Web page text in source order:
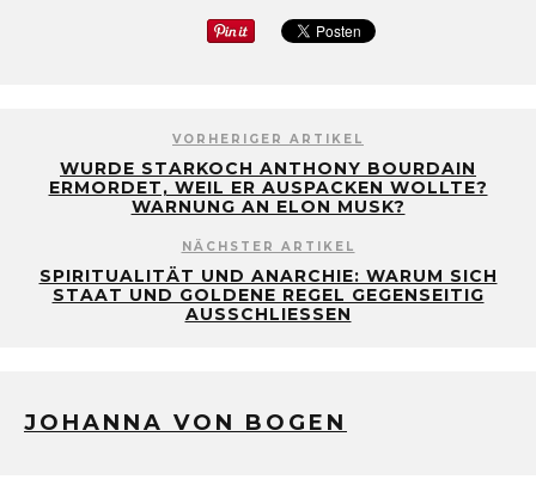
VORHERIGER ARTIKEL
WURDE STARKOCH ANTHONY BOURDAIN
ERMORDET, WEIL ER AUSPACKEN WOLLTE?
WARNUNG AN ELON MUSK?
NÄCHSTER ARTIKEL
SPIRITUALITÄT UND ANARCHIE: WARUM SICH
STAAT UND GOLDENE REGEL GEGENSEITIG
AUSSCHLIESSEN
JOHANNA VON BOGEN